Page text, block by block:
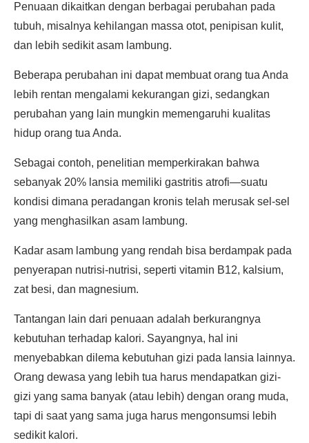
Penuaan dikaitkan dengan berbagai perubahan pada
tubuh, misalnya kehilangan massa otot, penipisan kulit,
dan lebih sedikit asam lambung.
Beberapa perubahan ini dapat membuat orang tua Anda
lebih rentan mengalami kekurangan gizi, sedangkan
perubahan yang lain mungkin memengaruhi kualitas
hidup orang tua Anda.
Sebagai contoh, penelitian memperkirakan bahwa
sebanyak 20% lansia memiliki gastritis atrofi—suatu
kondisi dimana peradangan kronis telah merusak sel-sel
yang menghasilkan asam lambung.
Kadar asam lambung yang rendah bisa berdampak pada
penyerapan nutrisi-nutrisi, seperti vitamin B12, kalsium,
zat besi, dan magnesium.
Tantangan lain dari penuaan adalah berkurangnya
kebutuhan terhadap kalori. Sayangnya, hal ini
menyebabkan dilema kebutuhan gizi pada lansia lainnya.
Orang dewasa yang lebih tua harus mendapatkan gizi-
gizi yang sama banyak (atau lebih) dengan orang muda,
tapi di saat yang sama juga harus mengonsumsi lebih
sedikit kalori.